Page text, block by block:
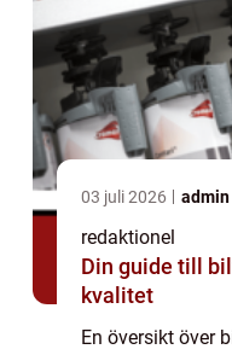
03 juli 2026 admin
redaktionel
Din guide till
kvalitet
En översikt över